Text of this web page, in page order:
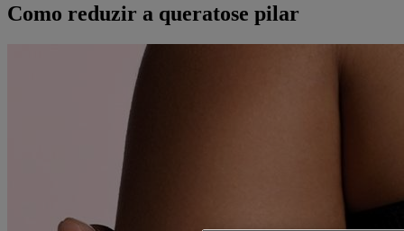
Como reduzir a queratose pilar